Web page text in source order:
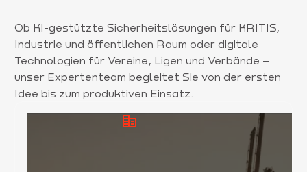
Ob KI-gestützte Sicherheitslösungen für KRITIS,
Industrie und öffentlichen Raum oder digitale
Technologien für Vereine, Ligen und Verbände –
unser Expertenteam begleitet Sie von der ersten
Idee bis zum produktiven Einsatz.